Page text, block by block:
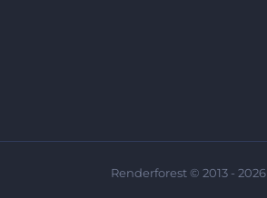
Renderforest © 2013 - 2026